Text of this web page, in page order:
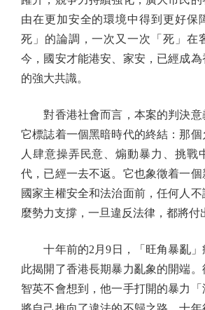
由在更加安全的環境中得到更好保
死」的論調，一次又一次「死」在
今，國安才能港安、家安，已經成
的強大共識。
對香港社會而言，本案的判決意
它標誌着一個黑暗時代的終結：那
人肆意操弄民意、煽動暴力、挑戰
代，已經一去不返。它也象徵着一
國家主權安全和法治面前，任何人
麼勢力支撐，一旦違反法律，都將付
十年前的2月9日，「旺角暴亂」
此揭開了香港長期暴力亂象的開端
智英不會想到，他一手打開的暴力